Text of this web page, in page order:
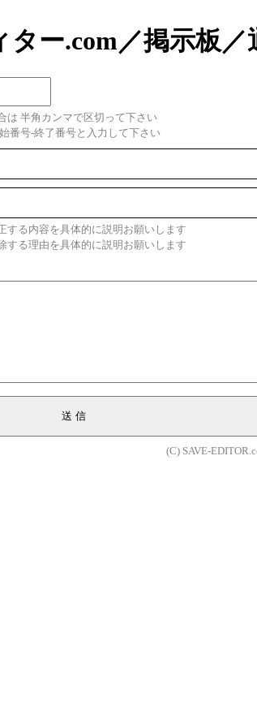
ター.com／掲示板／
は 半角カンマで区切って下さい
番号-終了番号と入力して下さい
する内容を具体的に説明お願いします
する理由を具体的に説明お願いします
送信
(C) SAVE-